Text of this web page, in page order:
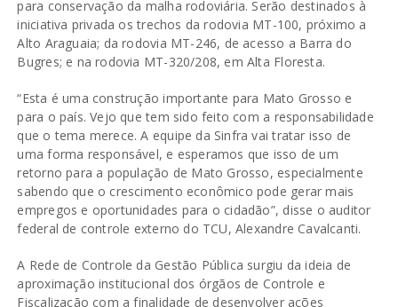
para conservação da malha rodoviária. Serão destinados à
iniciativa privada os trechos da rodovia MT-100, próximo a
Alto Araguaia; da rodovia MT-246, de acesso a Barra do
Bugres; e na rodovia MT-320/208, em Alta Floresta.
“Esta é uma construção importante para Mato Grosso e
para o país. Vejo que tem sido feito com a responsabilidade
que o tema merece. A equipe da Sinfra vai tratar isso de
uma forma responsável, e esperamos que isso de um
retorno para a população de Mato Grosso, especialmente
sabendo que o crescimento econômico pode gerar mais
empregos e oportunidades para o cidadão”, disse o auditor
federal de controle externo do TCU, Alexandre Cavalcanti.
A Rede de Controle da Gestão Pública surgiu da ideia de
aproximação institucional dos órgãos de Controle e
Fiscalização com a finalidade de desenvolver ações